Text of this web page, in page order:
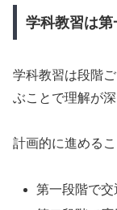
学科教習は
学科教習は段階
ぶことで理解が深
計画的に進める
第一段階で